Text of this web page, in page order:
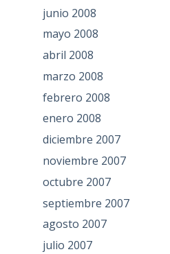
junio 2008
mayo 2008
abril 2008
marzo 2008
febrero 2008
enero 2008
diciembre 2007
noviembre 2007
octubre 2007
septiembre 2007
agosto 2007
julio 2007